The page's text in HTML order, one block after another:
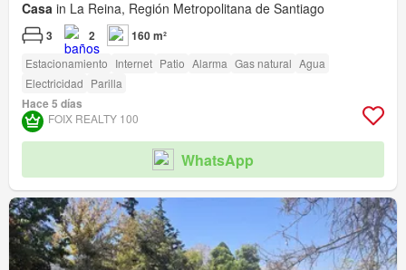
Casa in La Reina, Región Metropolitana de Santiago
3 2 160 m²
Estacionamiento Internet Patio Alarma Gas natural Agua
Electricidad Parilla
Hace 5 días
FOIX REALTY 100
WhatsApp